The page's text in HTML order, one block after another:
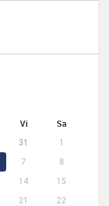
Vi Sa
31
1
7
8
14
15
21
22